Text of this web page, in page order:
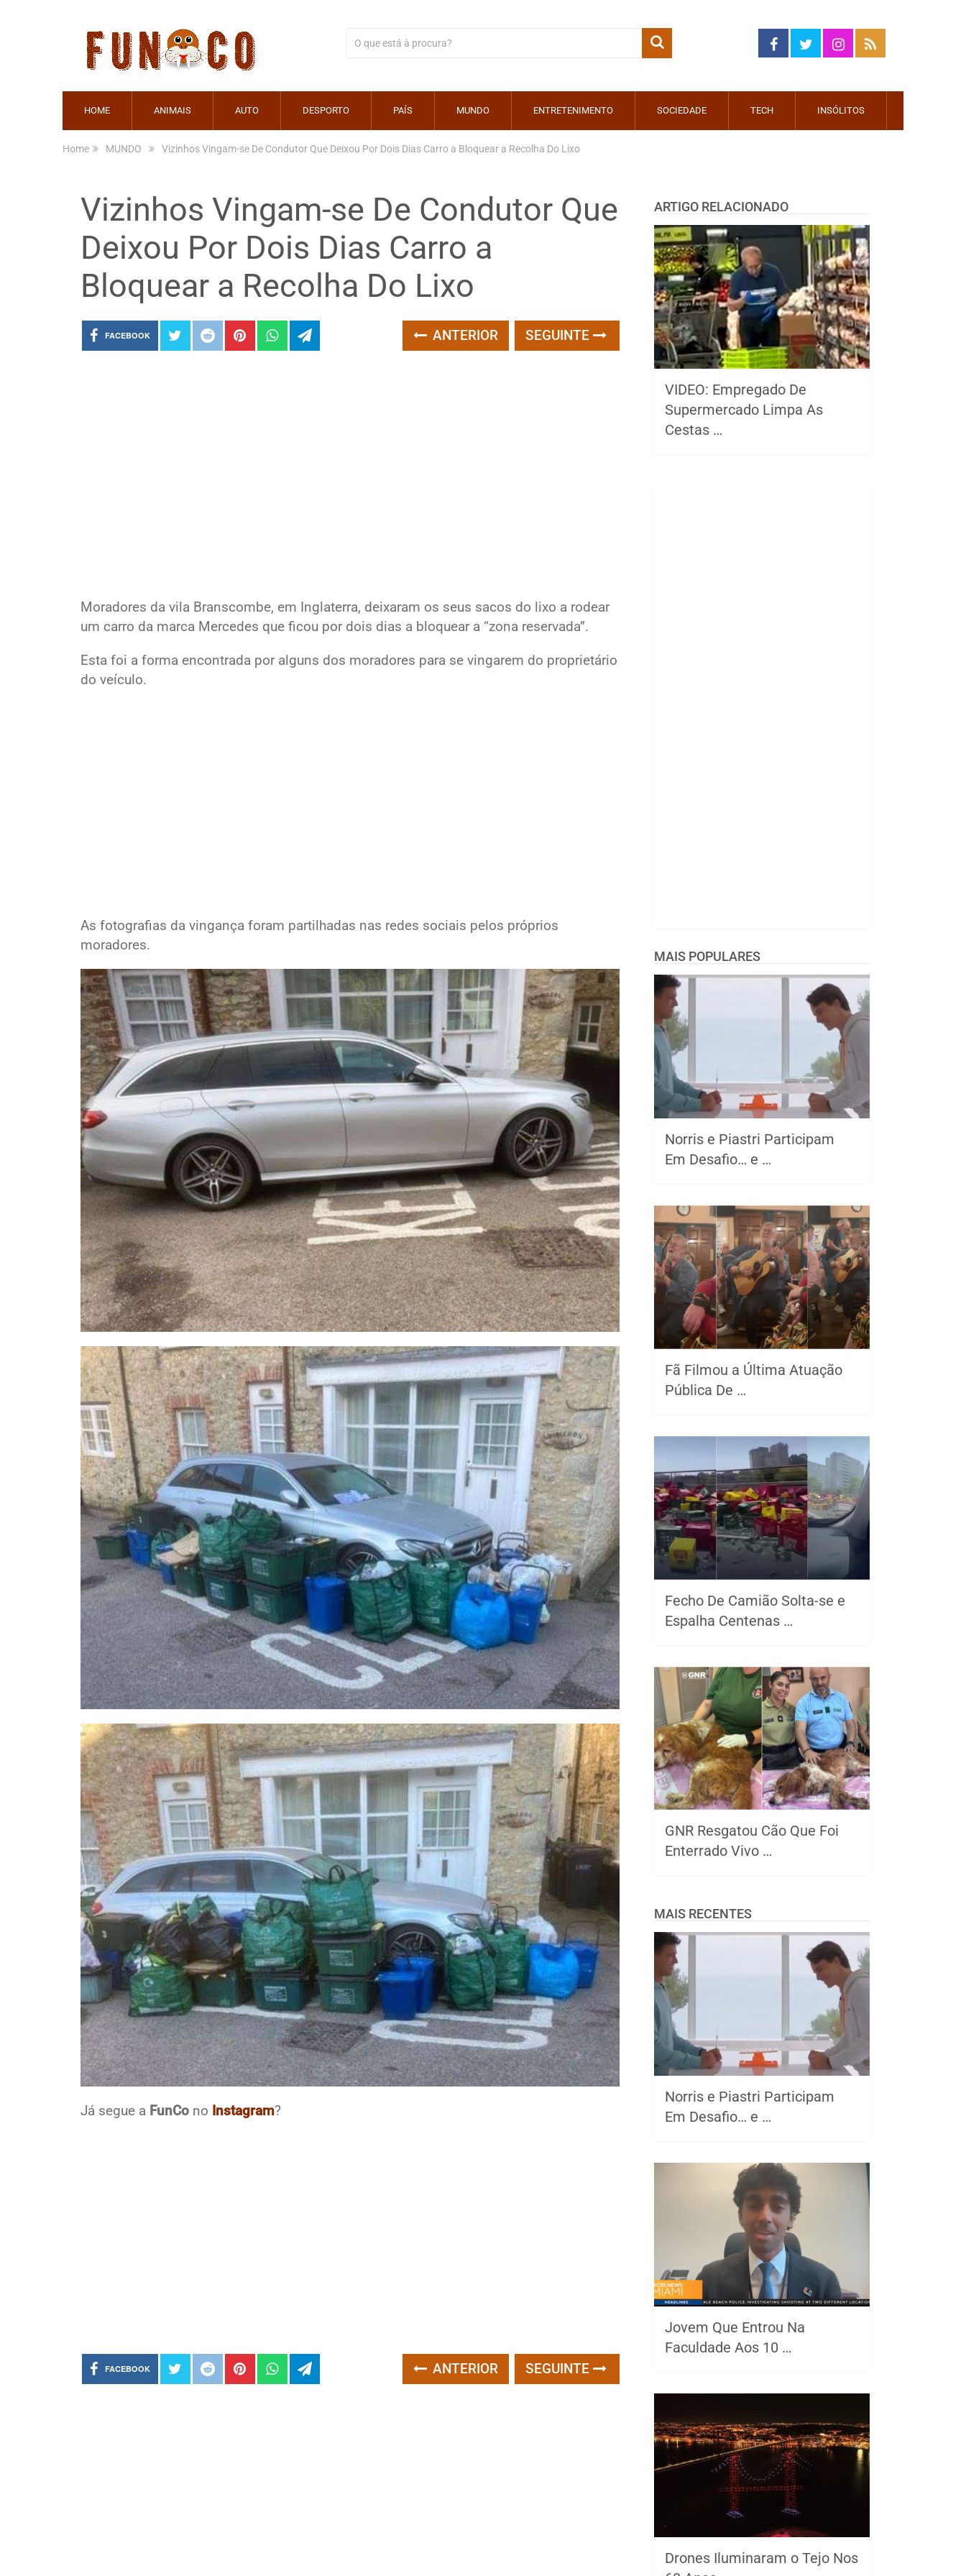
HOME ANIMAIS AUTO DESPORTO PAÍS MUNDO ENTRETENIMENTO SOCIEDADE TECH INSÓLITOS
Home MUNDO Vizinhos Vingam-se De Condutor Que Deixou Por Dois Dias Carro a Bloquear a Recolha Do Lixo
Vizinhos Vingam-se De Condutor Que
Deixou Por Dois Dias Carro a
Bloquear a Recolha Do Lixo
FACEBOOK ANTERIOR SEGUINTE
Moradores da vila Branscombe, em Inglaterra, deixaram os seus sacos do lixo a rodear
um carro da marca Mercedes que ficou por dois dias a bloquear a “zona reservada”.
Esta foi a forma encontrada por alguns dos moradores para se vingarem do proprietário
do veículo.
As fotografias da vingança foram partilhadas nas redes sociais pelos próprios
moradores.
Já segue a FunCo no Instagram?
FACEBOOK ANTERIOR SEGUINTE
ARTIGO RELACIONADO
VIDEO: Empregado De
Supermercado Limpa As
Cestas …
MAIS POPULARES
Norris e Piastri Participam
Em Desafio… e …
Fã Filmou a Última Atuação
Pública De …
Fecho De Camião Solta-se e
Espalha Centenas …
GNR Resgatou Cão Que Foi
Enterrado Vivo …
MAIS RECENTES
Norris e Piastri Participam
Em Desafio… e …
Jovem Que Entrou Na
Faculdade Aos 10 …
Drones Iluminaram o Tejo Nos